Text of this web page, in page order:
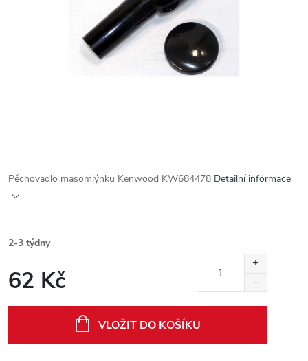
Pěchovadlo masomlýnku Kenwood KW684478 Detailní informace
2-3 týdny
62 Kč
VLOŽIT DO KOŠÍKU